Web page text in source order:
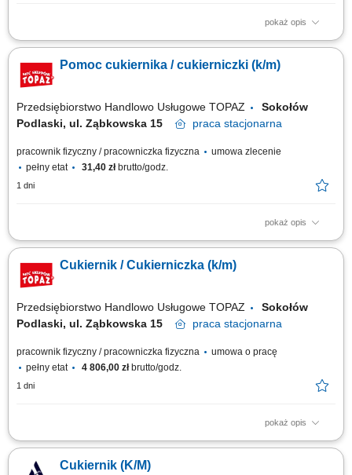
pokaż opis
Opis stanowiska: Przygotowywanie ciast, deserów oraz wyrobów
estetykę, smak oraz powtarzalność przygotowywanych produktów;
Współpraca z Szefem Kuchni oraz zespołem gastronomicznym przy
Pomoc cukiernika / cukierniczki (k/m)
Przedsiębiorstwo Handlowo Usługowe TOPAZ
Sokołów
Podlaski, ul. Ząbkowska 15
praca stacjonarna
pracownik fizyczny / pracowniczka fizyczna
umowa zlecenie
pełny etat
31,40 złbrutto/godz.
1 dni
pokaż opis
Opis stanowiska Wsparcie zespołu cukierników przy produkcji ciast,
kremów oraz polew. Dekorowanie ciast i tortów pod nadzorem cukiernika.
Wykonywanie prac pomocniczych w cukierni zgodnie z bieżącymi
Cukiernik / Cukierniczka (k/m)
Przedsiębiorstwo Handlowo Usługowe TOPAZ
Sokołów
Podlaski, ul. Ząbkowska 15
praca stacjonarna
pracownik fizyczny / pracowniczka fizyczna
umowa o pracę
pełny etat
4 806,00 złbrutto/godz.
1 dni
pokaż opis
Opis stanowiska: Tworzenie i dekorowanie tortów, ciast
Wytwarzanie bazowych półproduktów, w tym przygotowanie kremów, mas,
Cukiernik (K/M)